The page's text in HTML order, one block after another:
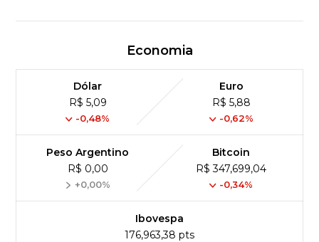
Economia
Dólar
R$ 5,09
-0,48%
Euro
R$ 5,88
-0,62%
Peso Argentino
R$ 0,00
+0,00%
Bitcoin
R$ 347,699,04
-0,34%
Ibovespa
176,963,38 pts